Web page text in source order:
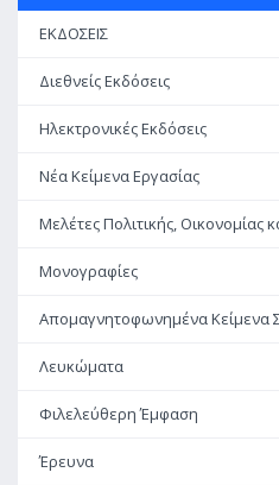
ΕΚΔΟΣΕΙΣ
Διεθνείς Εκδόσεις
Ηλεκτρονικές Εκδόσεις
Νέα Κείμενα Εργασίας
Μελέτες Πολιτικής, Οικονομίας
Μονογραφίες
Απομαγνητοφωνημένα Κείμενα
Λευκώματα
Φιλελεύθερη Έμφαση
Έρευνα